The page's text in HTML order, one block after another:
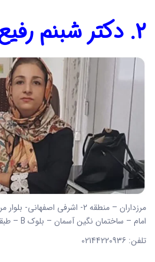
2. دکتر شبنم رفیع زاده
مرزداران – منطقه 2- اشرفی
امام – ساختمان نگین آسمان – بلوک B – طبقه پنجم – واحد 19-
تلفن: 02144220936